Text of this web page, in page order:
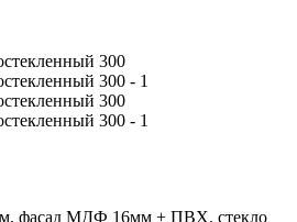
фасад МДФ 16мм + ПВХ, стекло